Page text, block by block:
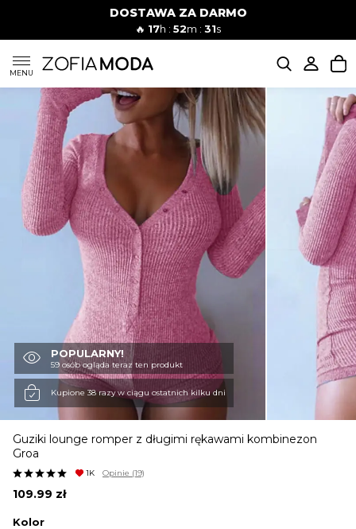
DOSTAWA ZA DARMO
🔥 17h : 52m : 30s
MENU
SUKIENKI
KOMPLETY
JEANSY
SZORTY
KURTKI I PŁASZCZE
SPÓDNICE
POPULARNY!
59 osób ogląda teraz ten produkt
Kupione 38 razy w ciągu ostatnich kilku dni
Guziki lounge romper z długimi rękawami kombinezon
Groa
1K Opinie (19)
109.99 zł
Kolor